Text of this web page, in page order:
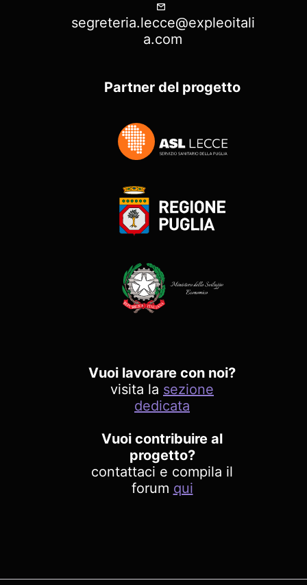
segreteria.lecce@expleoitali
a.com
Partner del progetto
Vuoi lavorare con noi?
visita la sezione
dedicata
Vuoi contribuire al
progetto?
contattaci e compila il
forum qui